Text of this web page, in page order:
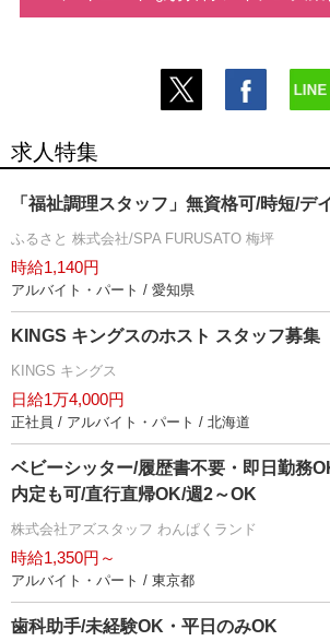
求人特集
「福祉調理スタッフ」無資格可/時短/デ
ふるさと 株式会社/SPA FURUSATO 梅坪
時給1,140円
アルバイト・パート / 愛知県
KINGS キングスのホスト スタッフ募集
KINGS キングス
日給1万4,000円
正社員 / アルバイト・パート / 北海道
ベビーシッター/履歴書不要・即日勤務
内定も可/直行直帰OK/週2～OK
株式会社アズスタッフ わんぱくランド
時給1,350円～
アルバイト・パート / 東京都
歯科助手/未経験OK・平日のみOK